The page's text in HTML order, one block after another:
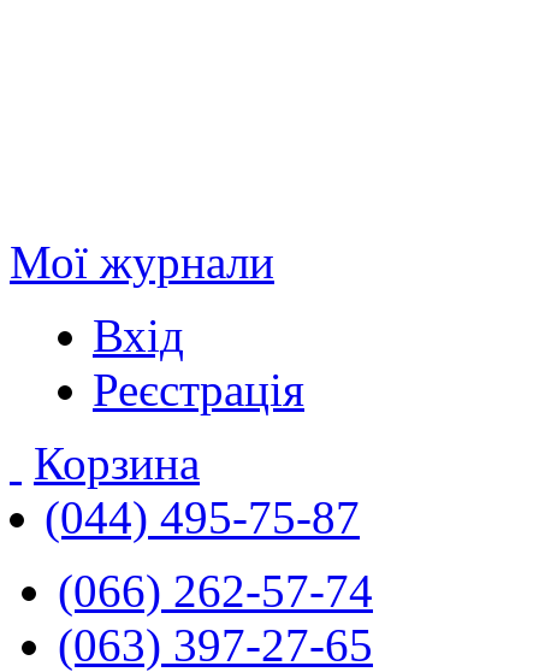
Мої журнали
Вхід
Реєстрація
Корзина
(044) 495-75-87
(066) 262-57-74
(063) 397-27-65